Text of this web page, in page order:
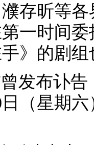
存昕等
一时间
》的剧
发布讣
日（星期